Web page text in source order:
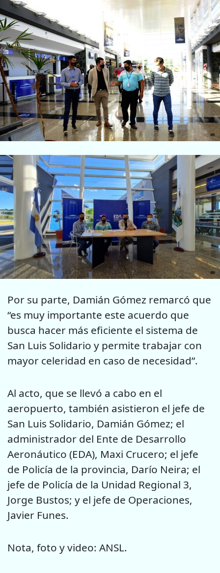
Por su parte, Damián Gómez remarcó que
“es muy importante este acuerdo que
busca hacer más eficiente el sistema de
San Luis Solidario y permite trabajar con
mayor celeridad en caso de necesidad”.
Al acto, que se llevó a cabo en el
aeropuerto, también asistieron el jefe de
San Luis Solidario, Damián Gómez; el
administrador del Ente de Desarrollo
Aeronáutico (EDA), Maxi Crucero; el jefe
de Policía de la provincia, Darío Neira; el
jefe de Policía de la Unidad Regional 3,
Jorge Bustos; y el jefe de Operaciones,
Javier Funes.
Nota, foto y video: ANSL.